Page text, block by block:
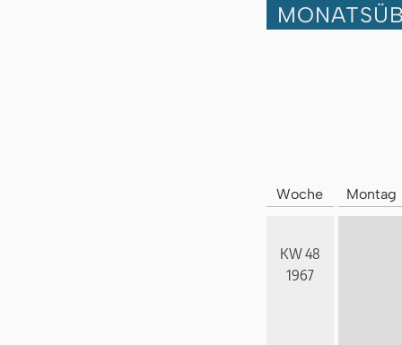
Woche Montag
KW 48
1967